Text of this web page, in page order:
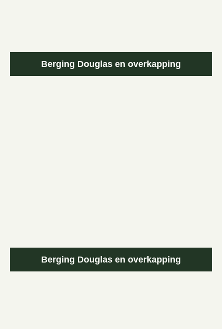
Berging Douglas en overkapping
Berging Douglas en overkapping